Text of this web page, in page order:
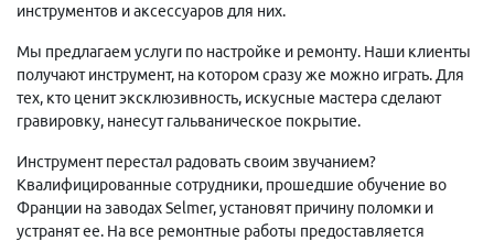
инструментов и аксессуаров для них.
Мы предлагаем услуги по настройке и ремонту. Наши клиенты
получают инструмент, на котором сразу же можно играть. Для
тех, кто ценит эксклюзивность, искусные мастера сделают
гравировку, нанесут гальваническое покрытие.
Инструмент перестал радовать своим звучанием?
Квалифицированные сотрудники, прошедшие обучение во
Франции на заводах Selmer, установят причину поломки и
устранят ее. На все ремонтные работы предоставляется